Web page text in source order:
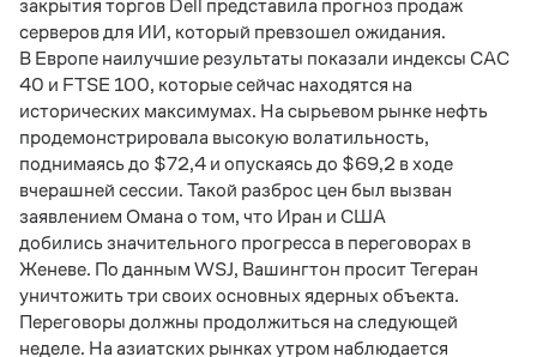
закрытия торгов Dell представила прогноз продаж
серверов для ИИ, который превзошел ожидания.
В Европе наилучшие результаты показали индексы CAC
40 и FTSE 100, которые сейчас находятся на
исторических максимумах. На сырьевом рынке нефть
продемонстрировала высокую волатильность,
поднимаясь до $72,4 и опускаясь до $69,2 в ходе
вчерашней сессии. Такой разброс цен был вызван
заявлением Омана о том, что Иран и США
добились значительного прогресса в переговорах в
Женеве. По данным WSJ, Вашингтон просит Тегеран
уничтожить три своих основных ядерных объекта.
Переговоры должны продолжиться на следующей
неделе. На азиатских рынках утром наблюдается